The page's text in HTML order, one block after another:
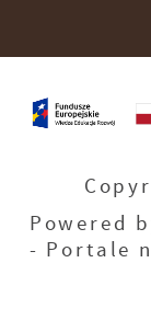
Powered
- Portale